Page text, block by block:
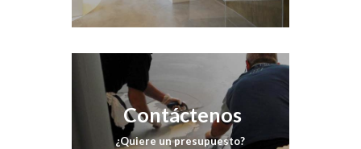
Contáctenos
¿Quiere un presupuesto?